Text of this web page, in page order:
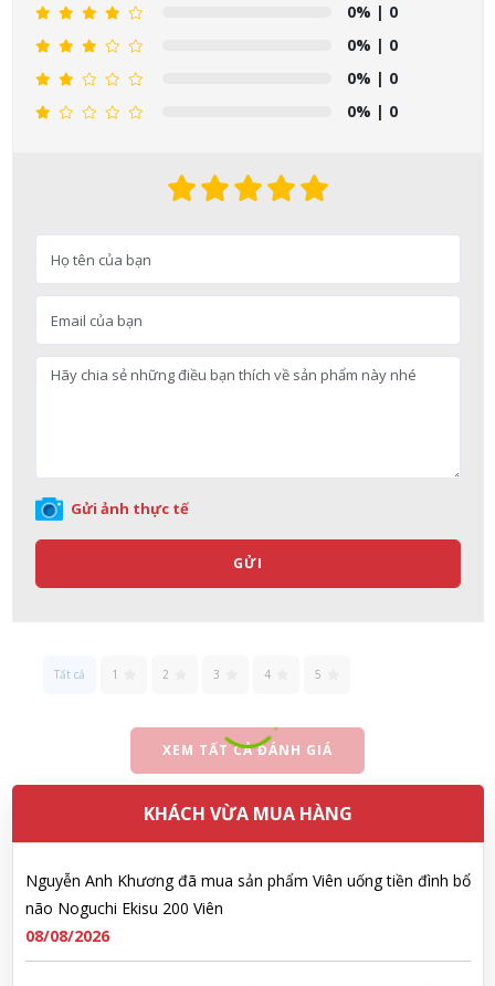
0% | 0
0% | 0
0% | 0
0% | 0
Gửi ảnh thực tế
GỬI
Tất cả 1 2 3 4 5
XEM TẤT CẢ ĐÁNH GIÁ
KHÁCH VỪA MUA HÀNG
Soap dạng túi 400ml Nhật Bản
Nhật Bản lọ 5ml cho trẻ Sơ Sinh
08/08/2026
Nguyễn Văn Cảnh đã mua sản phẩm Sữa Meiji số 0 Hohoemi
Nguyễn Anh Khương đã mua sản phẩm Viên uống tiền đình bổ
Võ Huỳnh Lanh đã mua sản phẩm Viên uống tiền đình bổ não
Noguchi Ekisu 200 Viên